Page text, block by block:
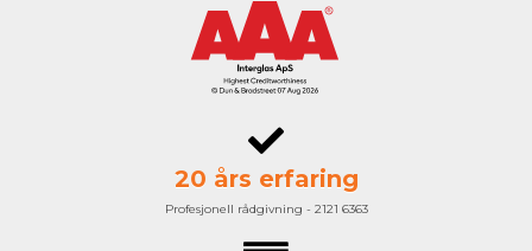
20 års erfaring
Profesjonell rådgivning - 2121 6363